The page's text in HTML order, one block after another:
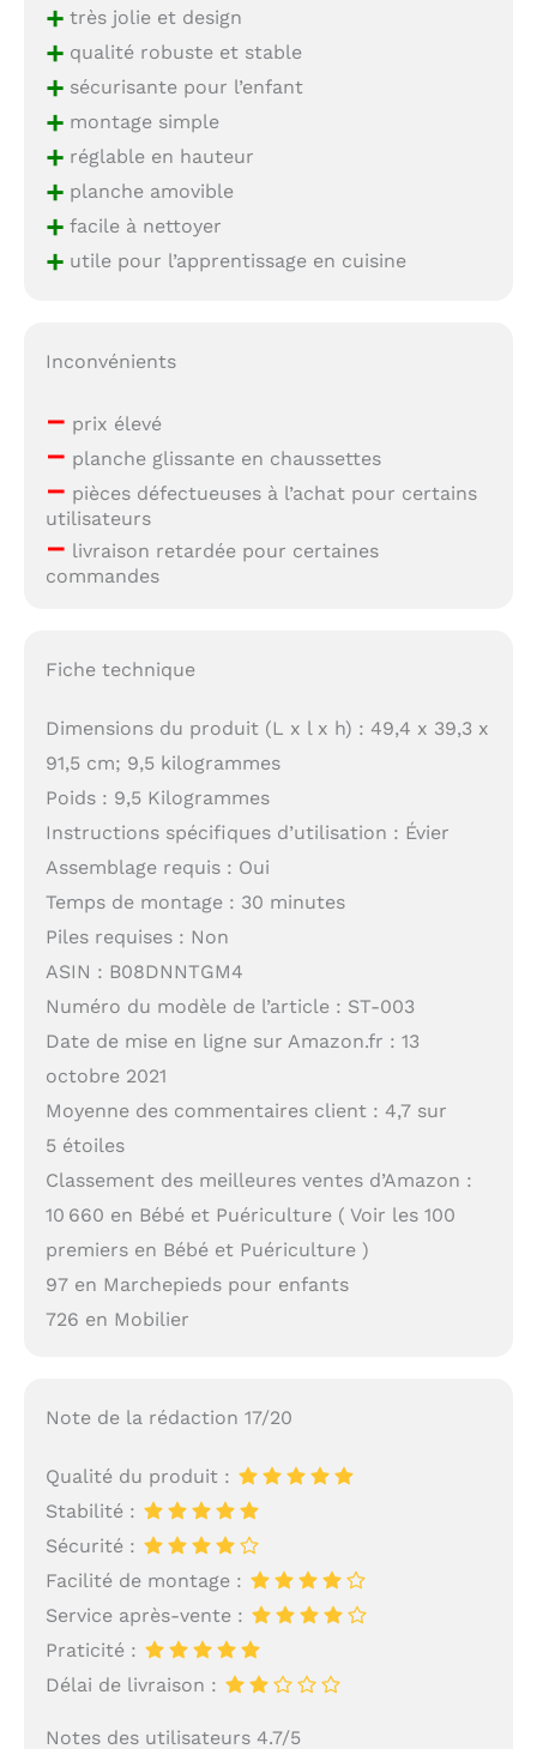
+très jolie et design
+qualité robuste et stable
+sécurisante pour l’enfant
+montage simple
+réglable en hauteur
+planche amovible
+facile à nettoyer
+utile pour l’apprentissage en cuisine
Inconvénients
– prix élevé
– planche glissante en chaussettes
– pièces défectueuses à l’achat pour certains
utilisateurs
– livraison retardée pour certaines
commandes
Fiche technique
Dimensions du produit (L x l x h) : 49,4 x 39,3 x
91,5 cm; 9,5 kilogrammes
Poids : 9,5 Kilogrammes
Instructions spécifiques d’utilisation : Évier
Assemblage requis : Oui
Temps de montage : 30 minutes
Piles requises : Non
ASIN : B08DNNTGM4
Numéro du modèle de l’article : ST-003
Date de mise en ligne sur Amazon.fr : 13
octobre 2021
Moyenne des commentaires client : 4,7 sur
5 étoiles
Classement des meilleures ventes d’Amazon :
10 660 en Bébé et Puériculture ( Voir les 100
premiers en Bébé et Puériculture )
97 en Marchepieds pour enfants
726 en Mobilier
Note de la rédaction 17/20
Qualité du produit :
Stabilité :
Sécurité :
Facilité de montage :
Service après-vente :
Praticité :
Délai de livraison :
Notes des utilisateurs 4.7/5